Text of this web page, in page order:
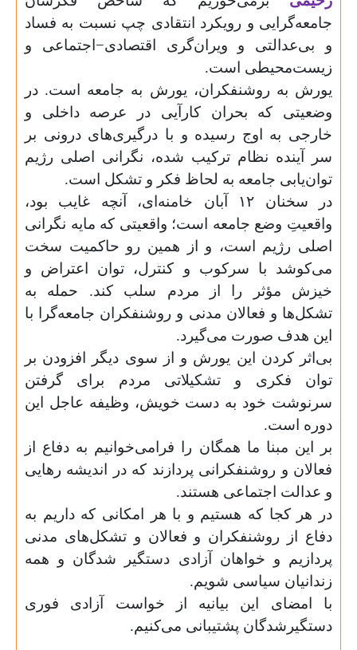
جامعه‌گرایی و رویکرد انتقادی چپ نسبت به فساد
و بی‌عدالتی و ویران‌گری اقتصادی−اجتماعی و
زیست‌محیطی است.
یورش به روشنفکران، یورش به جامعه است. در
وضعیتی که بحران کارآیی در عرصه داخلی و
خارجی به اوج رسیده و با درگیری‌های درونی بر
سر آینده نظام ترکیب شده، نگرانی اصلی رژیم
توان‌یابی جامعه به لحاظ فکر و تشکل است.
در سخنان ۱۲ آبان خامنه‌ای، آنچه غایب بود،
واقعیتِ وضع جامعه است؛ واقعیتی که مایه نگرانی
اصلی رژیم است، و از همین رو حاکمیت سخت
می‌کوشد با سرکوب و کنترل، توان اعتراض و
خیزش مؤثر را از مردم سلب کند. حمله به
تشکل‌ها و فعالان مدنی و روشنفکران جامعه‌گرا با
این هدف صورت می‌گیرد.
بی‌اثر کردن این یورش و از سوی دیگر افزودن بر
توان فکری و تشکیلاتی مردم برای گرفتن
سرنوشت خود به دست خویش، وظیفه‌ عاجل این
دوره است.
بر این مبنا ما همگان را فرامی‌خوانیم به دفاع از
فعالان و روشنفکرانی پردازند که در اندیشه رهایی
و عدالت اجتماعی هستند.
در هر کجا که هستیم و با هر امکانی که داریم به
دفاع از روشنفکران و فعالان و تشکل‌های مدنی
پردازیم و خواهان آزادی دستگیر شدگان و همه
زندانیان سیاسی شویم.
با امضای این بیانیه از خواست آزادی فوری
دستگیرشدگان پشتیبانی ‌‌می‌کنیم.